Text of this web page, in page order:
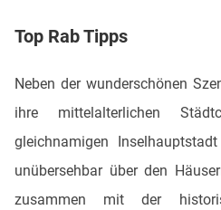
Top Rab Tipps
Neben der wunderschönen
ihre mittelalterlichen
gleichnamigen
unübersehbar über den
zusammen mit der